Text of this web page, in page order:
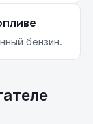
бензин.